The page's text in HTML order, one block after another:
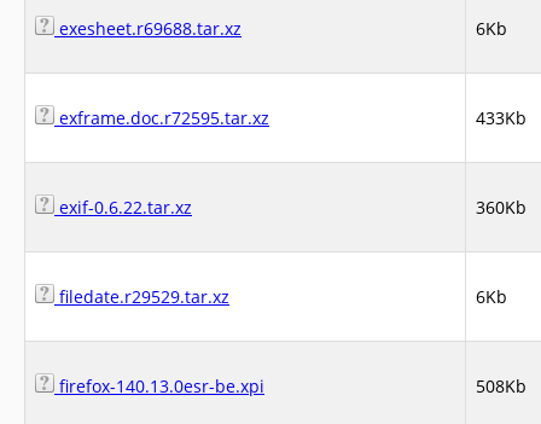
exesheet.r69688.tar.xz 6Kb
exframe.doc.r72595.tar.xz 433Kb
exif-0.6.22.tar.xz 360Kb
filedate.r29529.tar.xz 6Kb
firefox-140.13.0esr-be.xpi 508Kb